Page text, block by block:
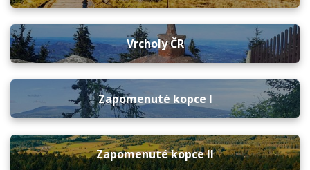
Vrcholy ČR
Zapomenuté kopce I
Zapomenuté kopce II